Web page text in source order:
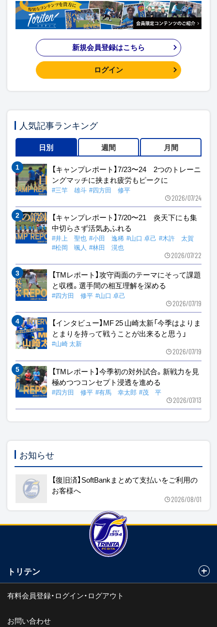
新規会員登録はこちら
ログイン
人気記事ランキング
日別 週間 月間
【キャンプレポート】7/23〜24 2つのトレーニ
ングマッチに挟まれ疲労もピークに
#三竿 雄斗 #四方田 修平
2026/07/24
【キャンプレポート】7/20〜21 炎天下にも集
中切らさず活気あふれる
#井上 聖也 #小田 逸稀 #山口 卓己 #木許 太賀
#松岡 颯人 #林田 滉也
2026/07/22
【TMレポート】攻守両面のテーマにそって課題
と収穫。選手間の相互理解を深める
#四方田 修平 #山口 卓己
2026/07/19
【インタビュー】MF 25 山崎太新「今季はよりま
とまりを持って戦うことが出来ると思う」
#山崎 太新
2026/07/19
【TMレポート】今季初の対外試合。新戦力を見
極めつつコンセプト浸透を進める
#四方田 修平 #有馬 幸太郎 #茂 平
2026/07/13
お知らせ
【復旧済】SoftBankまとめて支払いをご利用の
お客様へ
2026/08/01
トリテン
有料会員登録・ログイン・ログアウト
お問い合わせ